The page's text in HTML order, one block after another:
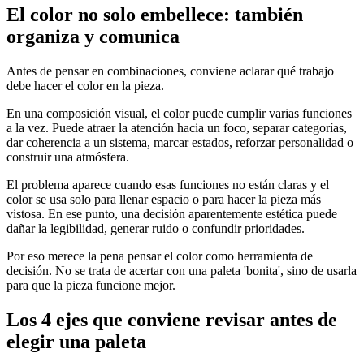
El color no solo embellece: también
organiza y comunica
Antes de pensar en combinaciones, conviene aclarar qué trabajo
debe hacer el color en la pieza.
En una composición visual, el color puede cumplir varias funciones
a la vez. Puede atraer la atención hacia un foco, separar categorías,
dar coherencia a un sistema, marcar estados, reforzar personalidad o
construir una atmósfera.
El problema aparece cuando esas funciones no están claras y el
color se usa solo para llenar espacio o para hacer la pieza más
vistosa. En ese punto, una decisión aparentemente estética puede
dañar la legibilidad, generar ruido o confundir prioridades.
Por eso merece la pena pensar el color como herramienta de
decisión. No se trata de acertar con una paleta 'bonita', sino de usarla
para que la pieza funcione mejor.
Los 4 ejes que conviene revisar antes de
elegir una paleta